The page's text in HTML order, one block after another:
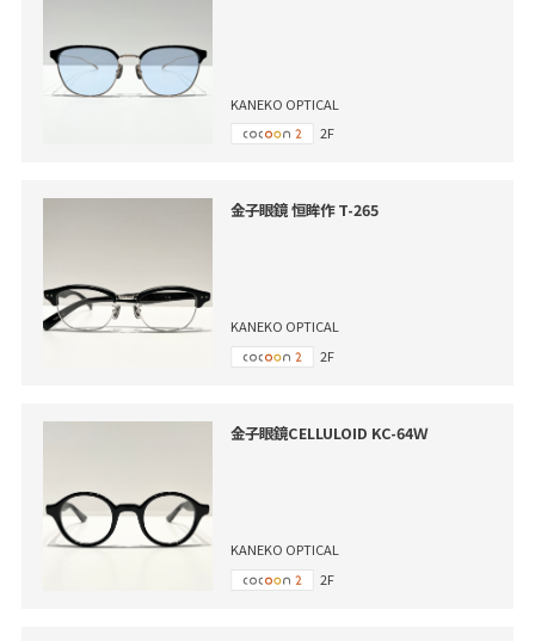
KANEKO OPTICAL
2F
金子眼鏡 恒眸作 T-265
KANEKO OPTICAL
2F
金子眼鏡CELLULOID KC-64Ｗ
KANEKO OPTICAL
2F